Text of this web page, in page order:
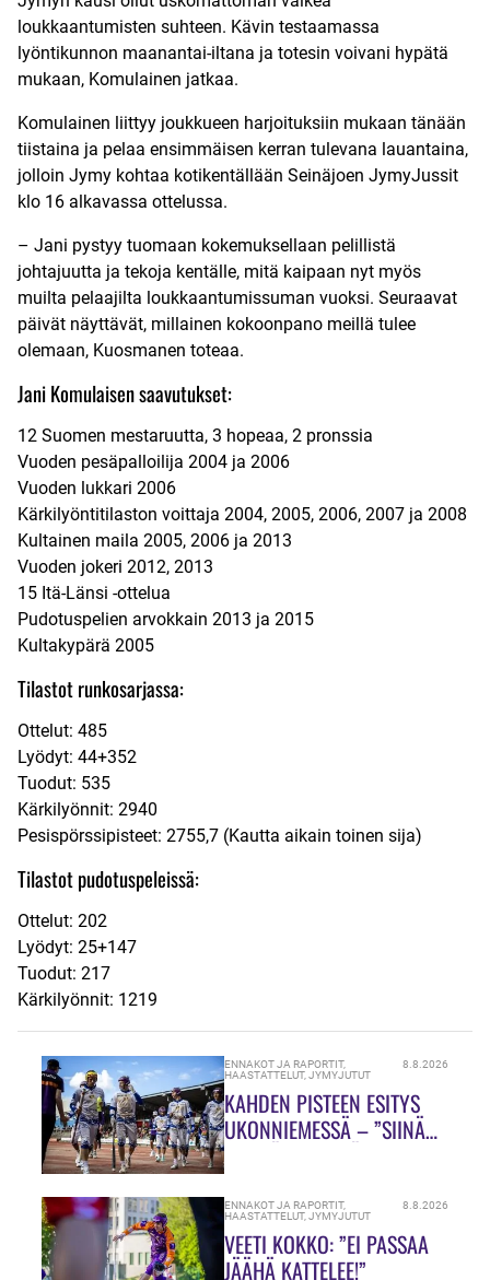
loukkaantumisten suhteen. Kävin testaamassa
lyöntikunnon maanantai-iltana ja totesin voivani hypätä
mukaan, Komulainen jatkaa.
Komulainen liittyy joukkueen harjoituksiin mukaan tänään
tiistaina ja pelaa ensimmäisen kerran tulevana lauantaina,
jolloin Jymy kohtaa kotikentällään Seinäjoen JymyJussit
klo 16 alkavassa ottelussa.
– Jani pystyy tuomaan kokemuksellaan pelillistä
johtajuutta ja tekoja kentälle, mitä kaipaan nyt myös
muilta pelaajilta loukkaantumissuman vuoksi. Seuraavat
päivät näyttävät, millainen kokoonpano meillä tulee
olemaan, Kuosmanen toteaa.
Jani Komulaisen saavutukset:
12 Suomen mestaruutta, 3 hopeaa, 2 pronssia
Vuoden pesäpalloilija 2004 ja 2006
Vuoden lukkari 2006
Kärkilyöntitilaston voittaja 2004, 2005, 2006, 2007 ja 2008
Kultainen maila 2005, 2006 ja 2013
Vuoden jokeri 2012, 2013
15 Itä-Länsi -ottelua
Pudotuspelien arvokkain 2013 ja 2015
Kultakypärä 2005
Tilastot runkosarjassa:
Ottelut: 485
Lyödyt: 44+352
Tuodut: 535
Kärkilyönnit: 2940
Pesispörssipisteet: 2755,7 (Kautta aikain toinen sija)
Tilastot pudotuspeleissä:
Ottelut: 202
Lyödyt: 25+147
Tuodut: 217
Kärkilyönnit: 1219
ENNAKOT JA RAPORTIT,
HAASTATTELUT,JYMYJUTUT
8.8.2026
KAHDEN PISTEEN ESITYS
UKONNIEMESSÄ – ”SIINÄ
ENNAKOT JA RAPORTIT,
HAASTATTELUT,JYMYJUTUT
8.8.2026
VEETI KOKKO: ”EI PASSAA
JÄÄHÄ KATTELEE!”